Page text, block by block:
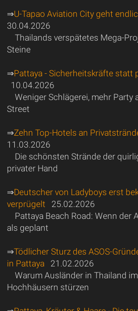
⇒U-Tapao Aviation City geht
30.04.2026
Thailands verspätetes Mega-
Steine
⇒Pattaya - Sicherheitskräfte statt
10.04.2026
Weniger Schlägerei, mehr Party
Street
⇒Zehn Top-Hotels an
11.03.2026
Die schönsten Strände der
privater Hand
⇒Deutscher von Ladyboys erst
verprügelt 25.02.2026
Pattaya Beach Road: Wenn der
als geplant
⇒Tödlicher Sturz des ASOS-
in Pattaya 21.02.2026
Warum Ausländer in Thailand
Hochhäusern stürzen